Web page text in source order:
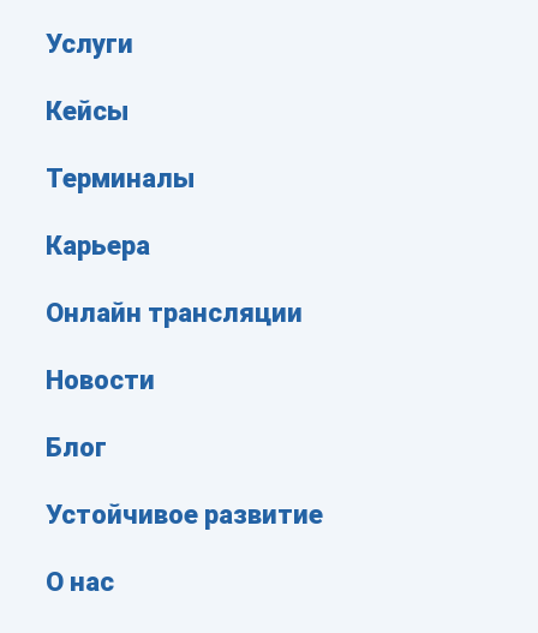
Услуги
Кейсы
Терминалы
Карьера
Онлайн трансляции
Новости
Блог
Устойчивое развитие
О нас